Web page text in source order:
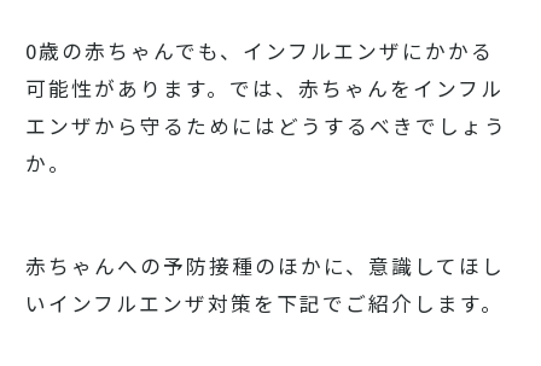
0歳の赤ちゃんでも、インフルエンザにかかる
可能性があります。では、赤ちゃんをインフル
エンザから守るためにはどうするべきでしょう
か。
赤ちゃんへの予防接種のほかに、意識してほし
いインフルエンザ対策を下記でご紹介します。